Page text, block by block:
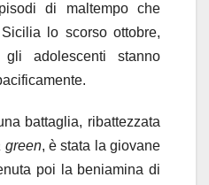
di maltempo che
lo scorso ottobre,
adolescenti stanno
battaglia, ribattezzata
green, è stata la giovane
poi la beniamina di